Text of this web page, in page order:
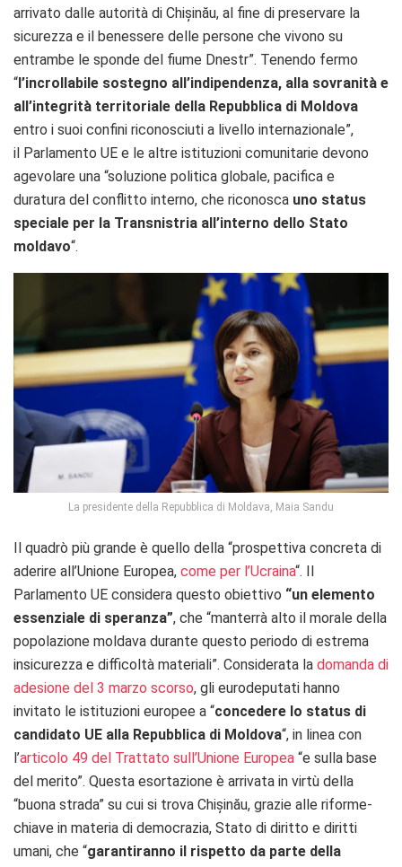
arrivato dalle autorità di Chișinău, al fine di preservare la
sicurezza e il benessere delle persone che vivono su
entrambe le sponde del fiume Dnestr”. Tenendo fermo
“ l’incrollabile sostegno all’indipendenza, alla sovranità e
all’integrità territoriale della Repubblica di Moldova
entro i suoi confini riconosciuti a livello internazionale”,
il Parlamento UE e le altre istituzioni comunitarie devono
agevolare una “soluzione politica globale, pacifica e
duratura del conflitto interno, che riconosca uno status
speciale per la Transnistria all’interno dello Stato
moldavo“.
La presidente della Repubblica di Moldava, Maia Sandu
Il quadrò più grande è quello della “prospettiva concreta di
aderire all’Unione Europea, come per l’Ucraina“. Il
Parlamento UE considera questo obiettivo “un elemento
essenziale di speranza”, che “manterrà alto il morale della
popolazione moldava durante questo periodo di estrema
insicurezza e difficoltà materiali”. Considerata la domanda di
adesione del 3 marzo scorso, gli eurodeputati hanno
invitato le istituzioni europee a “concedere lo status di
candidato UE alla Repubblica di Moldova“, in linea con
l’articolo 49 del Trattato sull’Unione Europea “e sulla base
del merito”. Questa esortazione è arrivata in virtù della
“buona strada” su cui si trova Chișinău, grazie alle riforme-
chiave in materia di democrazia, Stato di diritto e diritti
umani, che “garantiranno il rispetto da parte della